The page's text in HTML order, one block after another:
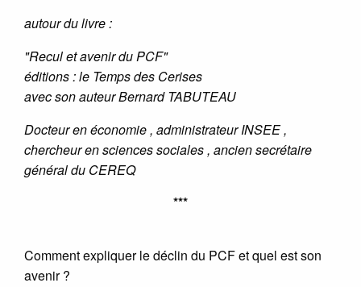
autour du livre :
"Recul et avenir du PCF"
éditions : le Temps des Cerises
avec son auteur Bernard TABUTEAU
Docteur en économie , administrateur INSEE ,
chercheur en sciences sociales , ancien secrétaire
général du CEREQ
***
Comment expliquer le déclin du PCF et quel est son
avenir ?